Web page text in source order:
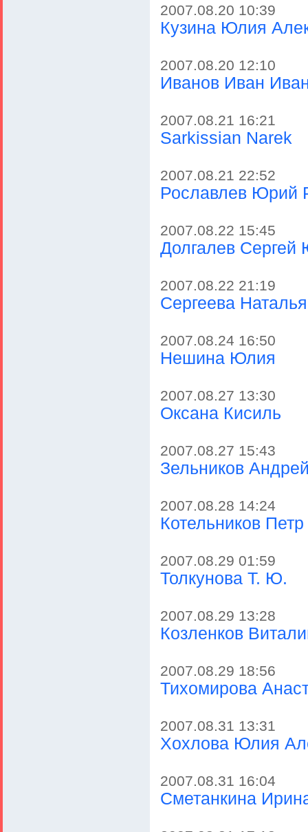
2007.08.20 10:39
Кузина Юлия
2007.08.20 12:10
Иванов Иван
2007.08.21 16:21
Sarkissian Narek
2007.08.21 22:52
Рославлев Юрий
2007.08.22 15:45
Долгалев Сергей
2007.08.22 21:19
Сергеева
2007.08.24 16:50
Нешина Юлия
2007.08.27 13:30
Оксана Кисиль
2007.08.27 15:43
Зельников
2007.08.28 14:24
Котельников
2007.08.29 01:59
Толкунова Т. Ю.
2007.08.29 13:28
Козленков
2007.08.29 18:56
Тихомирова
2007.08.31 13:31
Хохлова Юлия
2007.08.31 16:04
Сметанкина